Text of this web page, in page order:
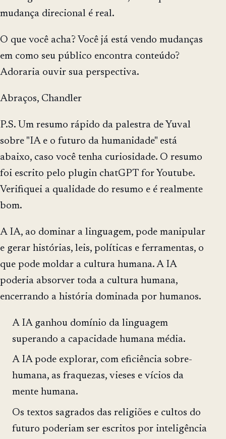
mudança direcional é real.
O que você acha? Você já está vendo mudanças
em como seu público encontra conteúdo?
Adoraria ouvir sua perspectiva.
Abraços, Chandler
P.S. Um resumo rápido da palestra de Yuval
sobre "IA e o futuro da humanidade" está
abaixo, caso você tenha curiosidade. O resumo
foi escrito pelo plugin chatGPT for Youtube.
Verifiquei a qualidade do resumo e é realmente
bom.
A IA, ao dominar a linguagem, pode manipular
e gerar histórias, leis, políticas e ferramentas, o
que pode moldar a cultura humana. A IA
poderia absorver toda a cultura humana,
encerrando a história dominada por humanos.
A IA ganhou domínio da linguagem
superando a capacidade humana média.
A IA pode explorar, com eficiência sobre-
humana, as fraquezas, vieses e vícios da
mente humana.
Os textos sagrados das religiões e cultos do
futuro poderiam ser escritos por inteligência